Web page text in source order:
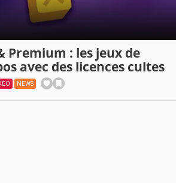
Premium : les jeux de
avec des licences cultes
NEWS